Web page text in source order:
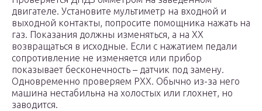
двигателе. Установите мультиметр на входной и
выходной контакты, попросите помощника нажать на
газ. Показания должны изменяться, а на ХХ
возвращаться в исходные. Если с нажатием педали
сопротивление не изменяется или прибор
показывает бесконечность – датчик под замену.
Одновременно проверяем РХХ. Обычно из-за него
машина нестабильна на холостых или глохнет, но
заводится.